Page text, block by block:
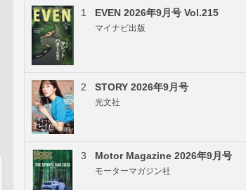
1 EVEN 2026年9月号 Vol.215
マイナビ出版
2 STORY 2026年9月号
光文社
3 Motor Magazine 2026年9月号
モーターマガジン社